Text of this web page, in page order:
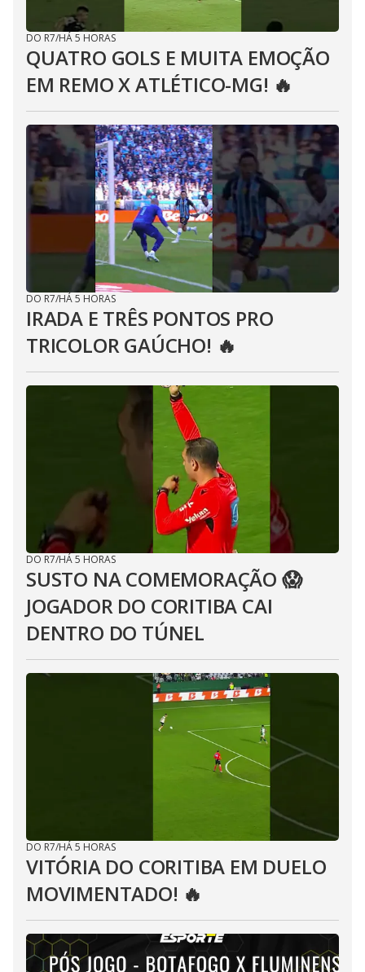
DO R7/HÁ 5 HORAS
QUATRO GOLS E MUITA EMOÇÃO
EM REMO X ATLÉTICO-MG! 🔥
DO R7/HÁ 5 HORAS
IRADA E TRÊS PONTOS PRO
TRICOLOR GAÚCHO! 🔥
DO R7/HÁ 5 HORAS
SUSTO NA COMEMORAÇÃO 😱
JOGADOR DO CORITIBA CAI
DENTRO DO TÚNEL
DO R7/HÁ 5 HORAS
VITÓRIA DO CORITIBA EM DUELO
MOVIMENTADO! 🔥